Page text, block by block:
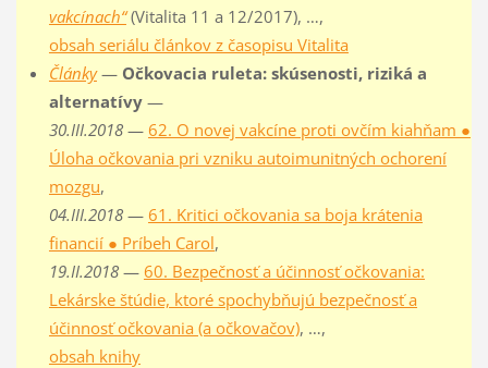
vakcínach“(Vitalita 11 a 12/2017), …,
obsah seriálu článkov z časopisu Vitalita
Články— Očkovacia ruleta: skúsenosti, riziká a
alternatívy—
30.III.2018— 62. O novej vakcíne proti ovčím kiahňam ●
Úloha očkovania pri vzniku autoimunitných ochorení
mozgu,
04.III.2018— 61. Kritici očkovania sa boja krátenia
financií ● Príbeh Carol,
19.II.2018— 60. Bezpečnosť a účinnosť očkovania:
Lekárske štúdie, ktoré spochybňujú bezpečnosť a
účinnosť očkovania (a očkovačov), …,
obsah knihy